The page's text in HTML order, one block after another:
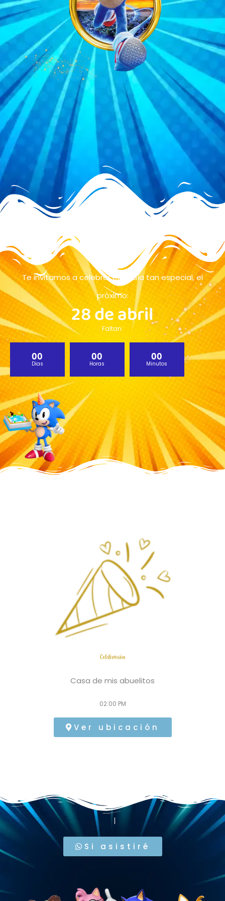
Te invitamos a celebrar este día tan especial, el
próximo:
28 de abril
Faltan:
00
Dias
00
Horas
00
Minutos
Celebración
Casa de mis abuelitos
02:00 PM
Ver ubicación
Co
Si asistiré